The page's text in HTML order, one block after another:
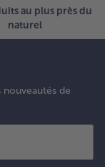
au plus près du
naturel
de